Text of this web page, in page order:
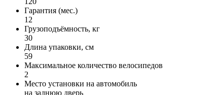
Гарантия (мес.)
12
Грузоподъёмность, кг
30
Длина упаковки, см
59
Максимальное количество велосипедов
2
Место установки на автомобиль
на заднюю дверь